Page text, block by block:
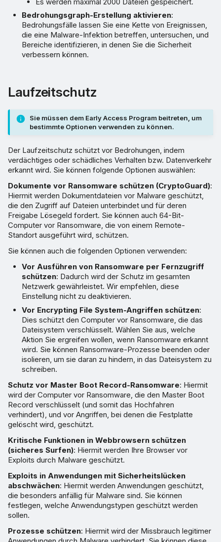
Bedrohungsgraph-Erstellung aktivieren:
Bedrohungsfälle lassen Sie eine Kette von Ereignissen,
die eine Malware-Infektion betreffen, untersuchen, und
Bereiche identifizieren, in denen Sie die Sicherheit
verbessern können.
Laufzeitschutz
Sie müssen dem Early Access Program beitreten, um
bestimmte Optionen verwenden zu können.
Der Laufzeitschutz schützt vor Bedrohungen, indem
verdächtiges oder schädliches Verhalten bzw. Datenverkehr
erkannt wird. Sie können folgende Optionen auswählen:
Dokumente vor Ransomware schützen (CryptoGuard):
Hiermit werden Dokumentdateien vor Malware geschützt,
die den Zugriff auf Dateien unterbindet und für deren
Freigabe Lösegeld fordert. Sie können auch 64-Bit-
Computer vor Ransomware, die von einem Remote-
Standort ausgeführt wird, schützen.
Sie können auch die folgenden Optionen verwenden:
Vor Ausführen von Ransomware per Fernzugriff
schützen: Dadurch wird der Schutz im gesamten
Netzwerk gewährleistet. Wir empfehlen, diese
Einstellung nicht zu deaktivieren.
Vor Encrypting File System-Angriffen schützen:
Dies schützt den Computer vor Ransomware, die das
Dateisystem verschlüsselt. Wählen Sie aus, welche
Aktion Sie ergreifen wollen, wenn Ransomware erkannt
wird. Sie können Ransomware-Prozesse beenden oder
isolieren, um sie daran zu hindern, in das Dateisystem zu
schreiben.
Schutz vor Master Boot Record-Ransomware: Hiermit
wird der Computer vor Ransomware, die den Master Boot
Record verschlüsselt (und somit das Hochfahren
verhindert), und vor Angriffen, bei denen die Festplatte
gelöscht wird, geschützt.
Kritische Funktionen in Webbrowsern schützen
(sicheres Surfen): Hiermit werden Ihre Browser vor
Exploits durch Malware geschützt.
Exploits in Anwendungen mit Sicherheitslücken
abschwächen: Hiermit werden Anwendungen geschützt,
die besonders anfällig für Malware sind. Sie können
festlegen, welche Anwendungstypen geschützt werden
sollen.
Prozesse schützen: Hiermit wird der Missbrauch legitimer